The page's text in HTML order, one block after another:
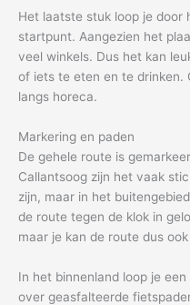
Het laatste stuk loop je
startpunt. Aangezien het
veel winkels. Dus het kan
of iets te eten en te drinken.
langs horeca.
Markering en paden
De gehele route is
Callantsoog zijn het vaak
zijn, maar in het
de route tegen de klok in
maar je kan de route dus
In het binnenland loop je
over geasfalteerde